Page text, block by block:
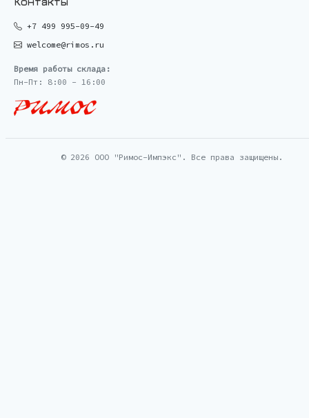
+7 499 995-09-49
welcome@rimos.ru
Время работы склада:
Пн-Пт: 8:00 - 16:00
© 2026 ООО "Римос-Импэкс". Все права защищены.